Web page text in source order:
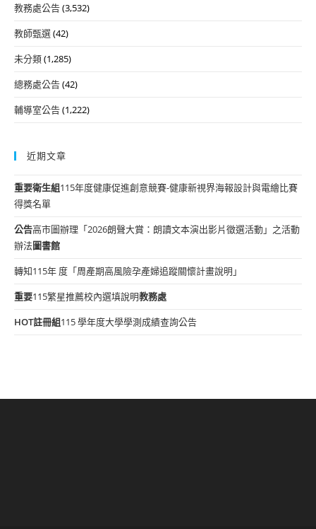
教務處公告(3,532)
教師甄選(42)
未分類(1,285)
總務處公告(42)
輔導室公告(1,222)
近期文章
重要衛生組115年度健康促進創意競賽-健康新視界海報設計與電繪比賽
得獎名單
公告高市圖辦理「2026朗聲大賞：朗讀文本演出影片徵選活動」之活動
辦法圖書館
轉知115年 度「周產期高風險孕產婦追蹤關懷計畫說明」
重要115繁星推薦校內選填說明教務處
HOT註冊組115 學年度大學學測成績查詢公告